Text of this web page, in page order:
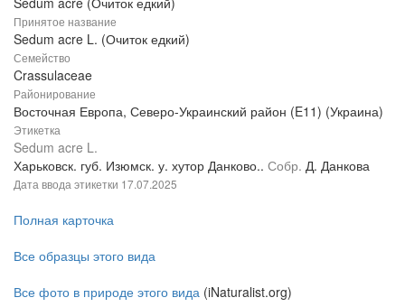
Принятое название
Sedum acre L. (Очиток едкий)
Семейство
Crassulaceae
Районирование
Восточная Европа, Северо-Украинский район (E11) (Украина)
Этикетка
Sedum acre L.
Харьковск. губ. Изюмск. у. хутор Данково.. Собр. Д. Данкова
Дата ввода этикетки 17.07.2025
Полная карточка
Все образцы этого вида
Все фото в природе этого вида (iNaturalist.org)